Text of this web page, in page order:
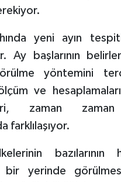
yeni ayın
Ay başlarının
yöntemini
ve
zaman zaman
farklılaşıyor.
bazılarının
bir yerinde
Müftülüğü
Müftülüğü
Müftülüğü
Müftülüğü
Müftülüğü